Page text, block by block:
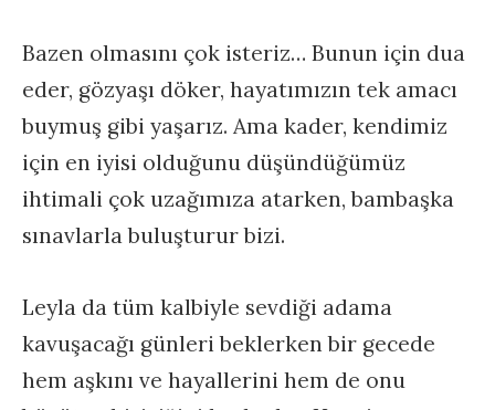
Bazen olmasını çok isteriz… Bunun için dua
eder, gözyaşı döker, hayatımızın tek amacı
buymuş gibi yaşarız. Ama kader, kendimiz
için en iyisi olduğunu düşündüğümüz
ihtimali çok uzağımıza atarken, bambaşka
sınavlarla buluşturur bizi.
Leyla da tüm kalbiyle sevdiği adama
kavuşacağı günleri beklerken bir gecede
hem aşkını ve hayallerini hem de onu